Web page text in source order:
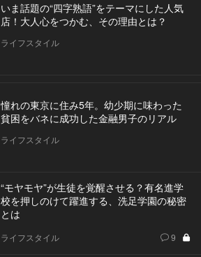
いま話題の“四字熟語”をテーマにした人気
店！大人心をつかむ、その理由とは？
ライフスタイル
憧れの東京に住み5年。幼少期に味わった
貧困をバネに成功した金融男子のリアル
ライフスタイル
“モヤモヤ”が生徒を覚醒させる？有名進学
校を押しのけて躍進する、洗足学園の秘密
とは
ライフスタイル 9